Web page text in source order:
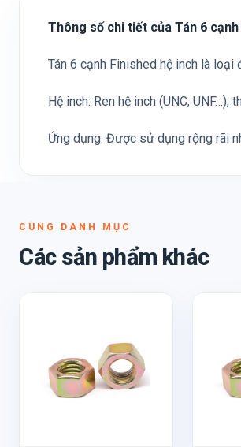
Thông số chi tiết của Tán 6
Tán 6 cạnh Finished hệ inch là
Hệ inch: Ren hệ inch (UNC, UNF…),
Ứng dụng: Được sử dụng rộng rãi
CÙNG DANH MỤC
Các sản phẩm khác